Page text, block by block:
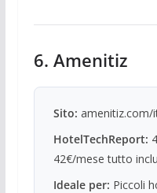
6. Amenitiz
Sito:
HotelTechReport:
42€/mese tutto
Ideale per: Piccoli